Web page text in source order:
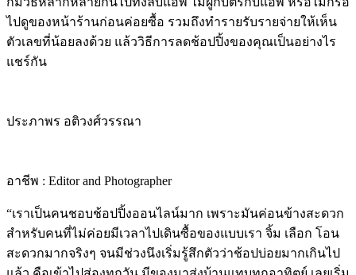
ไปดูของหน้าร้านก่อนค่อยซื้อ รวมถึงทำรายรับรายจ่ายให้เห็น
ตัวเลขที่น้อยลงด้วย แล้ววิธีการลดช้อปปิ้งของคุณเป็นอย่างไร
แชร์กัน
ประภาพร อติวงศ์วรรณา
อาชีพ : Editor and Photographer
“เราเป็นคนชอบช้อปปิ้งออนไลน์มาก เพราะมันค่อนข้างสะดวก
สำหรับคนที่ไม่ค่อยมีเวลาไปเดินซื้อของแบบเรา จิ้ม เลือก โอน
สะดวกมากจริงๆ จนมีช่วงนึงเริ่มรู้สึกตัวว่าช้อปบ่อยมากเกินไป